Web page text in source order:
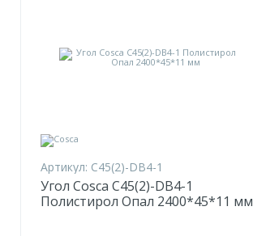
Артикул: C45(2)-DB4-1
Угол Cosca C45(2)-DB4-1
Полистирол Опал 2400*45*11 мм